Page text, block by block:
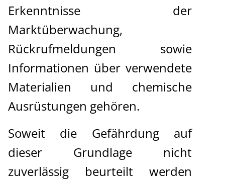
Erkenntnisse der
Marktüberwachung,
Rückrufmeldungen sowie
Informationen über verwendete
Materialien und chemische
Ausrüstungen gehören.
Soweit die Gefährdung auf
dieser Grundlage nicht
zuverlässig beurteilt werden